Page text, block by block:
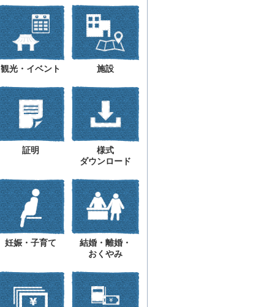
観光・イベント 施設
証明
様式
ダウンロード
妊娠・子育て
結婚・離婚・
おくやみ